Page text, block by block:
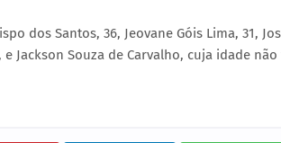
dos Santos, 36, Jeovane Góis Lima, 31,
Jackson Souza de Carvalho, cuja idade